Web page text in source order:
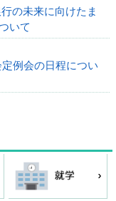
の未来に向けたま
いて
例会の日程につい